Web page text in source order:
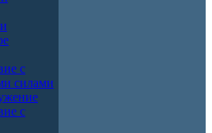
с
силами
с